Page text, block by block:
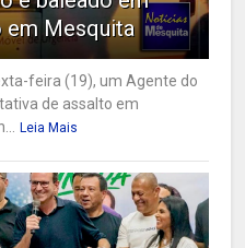
em Mesquita
feira (19), um Agente do
de assalto em
Leia Mais